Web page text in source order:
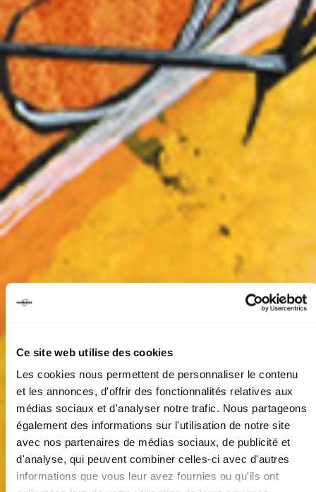
Ce site web utilise des cookies
Les cookies nous permettent de personnaliser le contenu
et les annonces, d'offrir des fonctionnalités relatives aux
médias sociaux et d'analyser notre trafic. Nous partageons
également des informations sur l'utilisation de notre site
avec nos partenaires de médias sociaux, de publicité et
d'analyse, qui peuvent combiner celles-ci avec d'autres
informations que vous leur avez fournies ou qu'ils ont
PITT OCHA PAR LES